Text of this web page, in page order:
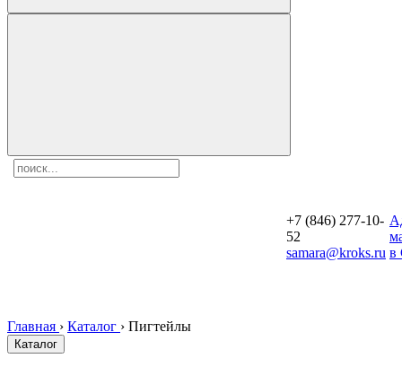
+7 (846) 277-10-
52
samara@kroks.ru в
Главная › Каталог › Пигтейлы
Каталог